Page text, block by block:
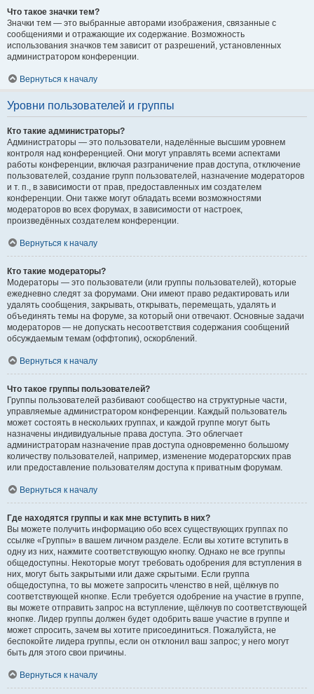
Что такое значки тем?
Значки тем — это выбранные авторами изображения, связанные с
сообщениями и отражающие их содержание. Возможность
использования значков тем зависит от разрешений, установленных
администратором конференции.
Вернуться к началу
Уровни пользователей и группы
Кто такие администраторы?
Администраторы — это пользователи, наделённые высшим уровнем
контроля над конференцией. Они могут управлять всеми аспектами
работы конференции, включая разграничение прав доступа, отключение
пользователей, создание групп пользователей, назначение модераторов
и т. п., в зависимости от прав, предоставленных им создателем
конференции. Они также могут обладать всеми возможностями
модераторов во всех форумах, в зависимости от настроек,
произведённых создателем конференции.
Вернуться к началу
Кто такие модераторы?
Модераторы — это пользователи (или группы пользователей), которые
ежедневно следят за форумами. Они имеют право редактировать или
удалять сообщения, закрывать, открывать, перемещать, удалять и
объединять темы на форуме, за который они отвечают. Основные задачи
модераторов — не допускать несоответствия содержания сообщений
обсуждаемым темам (оффтопик), оскорблений.
Вернуться к началу
Что такое группы пользователей?
Группы пользователей разбивают сообщество на структурные части,
управляемые администратором конференции. Каждый пользователь
может состоять в нескольких группах, и каждой группе могут быть
назначены индивидуальные права доступа. Это облегчает
администраторам назначение прав доступа одновременно большому
количеству пользователей, например, изменение модераторских прав
или предоставление пользователям доступа к приватным форумам.
Вернуться к началу
Где находятся группы и как мне вступить в них?
Вы можете получить информацию обо всех существующих группах по
ссылке «Группы» в вашем личном разделе. Если вы хотите вступить в
одну из них, нажмите соответствующую кнопку. Однако не все группы
общедоступны. Некоторые могут требовать одобрения для вступления в
них, могут быть закрытыми или даже скрытыми. Если группа
общедоступна, то вы можете запросить членство в ней, щёлкнув по
соответствующей кнопке. Если требуется одобрение на участие в группе,
вы можете отправить запрос на вступление, щёлкнув по соответствующей
кнопке. Лидер группы должен будет одобрить ваше участие в группе и
может спросить, зачем вы хотите присоединиться. Пожалуйста, не
беспокойте лидера группы, если он отклонил ваш запрос; у него могут
быть для этого свои причины.
Вернуться к началу